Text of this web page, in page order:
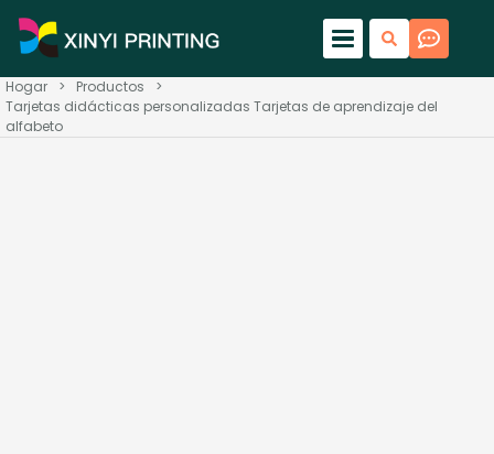
Hogar > Productos
>
Tarjetas didácticas personalizadas Tarjetas de aprendizaje del
alfabeto